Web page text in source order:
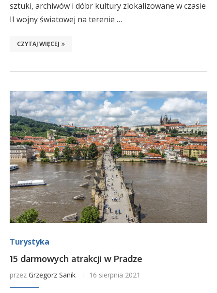
sztuki, archiwów i dóbr kultury zlokalizowane w czasie
II wojny światowej na terenie …
CZYTAJ WIĘCEJ
Turystyka
15 darmowych atrakcji w Pradze
przez Grzegorz Sanik 16 sierpnia 2021